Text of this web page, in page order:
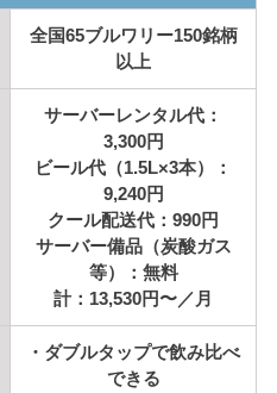
全国65ブルワリー150銘柄
以上
サーバーレンタル代：
3,300円
ビール代（1.5L×3本）：
9,240円
クール配送代：990円
サーバー備品（炭酸ガス
等）：無料
計：13,530円〜／月
・ダブルタップで飲み比べ
できる